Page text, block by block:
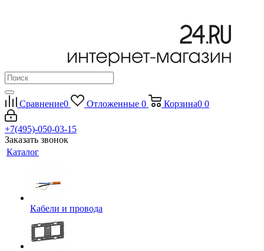
Сравнение0 Отложенные 0 Корзина0 0
+7(495)-050-03-15
Заказать звонок
Каталог
Кабели и провода